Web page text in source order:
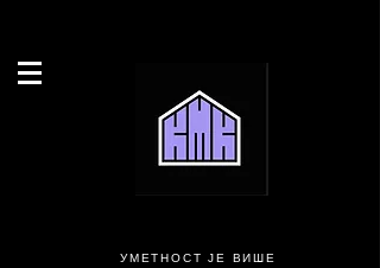
УМЕТНОСТ ЈЕ ВИШЕ